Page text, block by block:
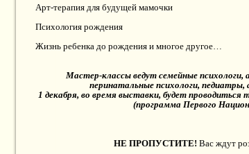
Арт-терапия для будущей мамочки
Психология рождения
Жизнь ребенка до рождения и многое другое…
Мастер-классы ведут семейные
перинатальные психологи,
1 декабря, во время выставки, будет
(программа Первого
НЕ ПРОПУСТИТЕ! Вас ждут